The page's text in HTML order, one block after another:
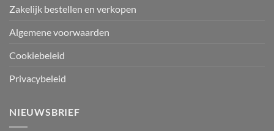
Zakelijk bestellen en verkopen
Algemene voorwaarden
Cookiebeleid
Privacybeleid
NIEUWSBRIEF